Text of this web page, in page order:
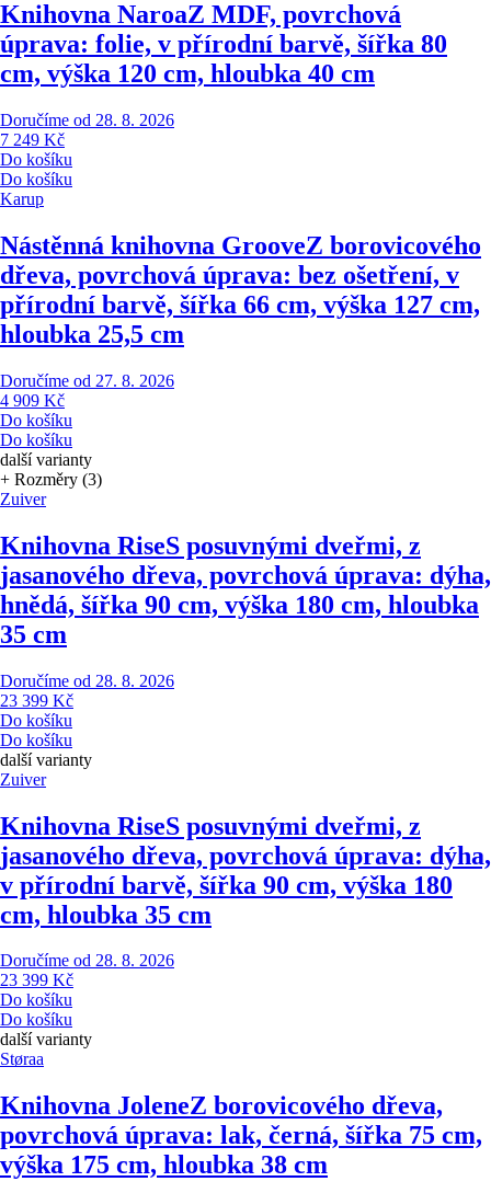
Knihovna NaroaZ MDF, povrchová
úprava: folie, v přírodní barvě, šířka 80
cm, výška 120 cm, hloubka 40 cm
Doručíme od 28. 8. 2026
7 249 Kč
Do košíku
Do košíku
Karup
Nástěnná knihovna GrooveZ borovicového
dřeva, povrchová úprava: bez ošetření, v
přírodní barvě, šířka 66 cm, výška 127 cm,
hloubka 25,5 cm
Doručíme od 27. 8. 2026
4 909 Kč
Do košíku
Do košíku
další varianty
+ Rozměry (3)
Zuiver
Knihovna RiseS posuvnými dveřmi, z
jasanového dřeva, povrchová úprava: dýha,
hnědá, šířka 90 cm, výška 180 cm, hloubka
35 cm
Doručíme od 28. 8. 2026
23 399 Kč
Do košíku
Do košíku
další varianty
Zuiver
Knihovna RiseS posuvnými dveřmi, z
jasanového dřeva, povrchová úprava: dýha,
v přírodní barvě, šířka 90 cm, výška 180
cm, hloubka 35 cm
Doručíme od 28. 8. 2026
23 399 Kč
Do košíku
Do košíku
další varianty
Støraa
Knihovna JoleneZ borovicového dřeva,
povrchová úprava: lak, černá, šířka 75 cm,
výška 175 cm, hloubka 38 cm